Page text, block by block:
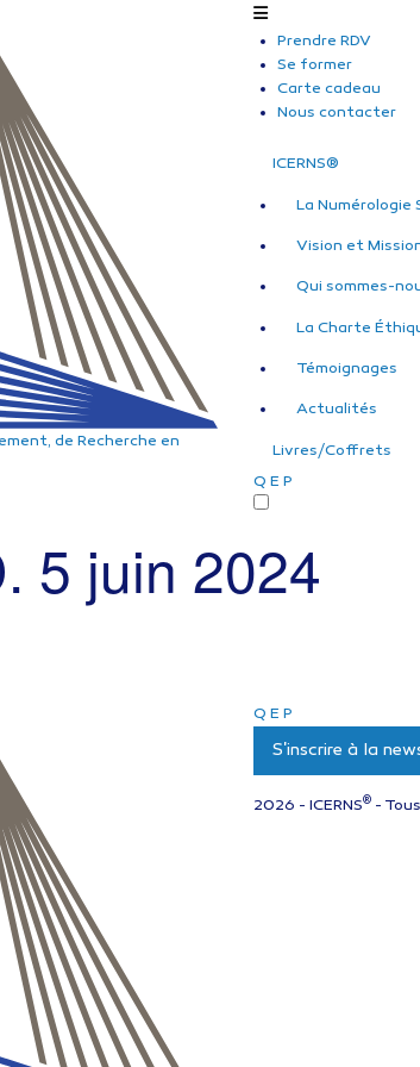
de Recherche en
Prendre RDV
Se former
Carte cadeau
Nous contacter
ICERNS®
La
Vision et
Qui sommes-
La Charte
Témoignages
Actualités
Livres/Coffrets
Q E P
5 juin 2024
Q E P
S'inscrire à la
2026 - ICERNS® -